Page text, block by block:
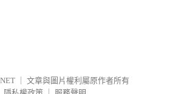
文章與圖片權利屬原作者所有